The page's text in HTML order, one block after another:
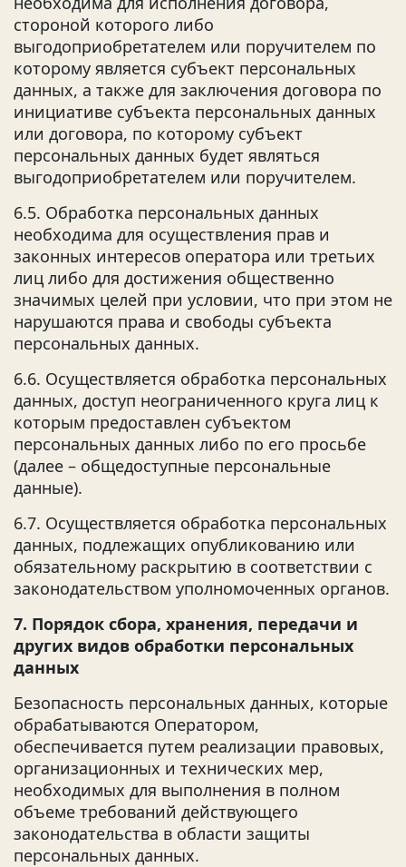
стороной которого либо
выгодоприобретателем или поручителем по
которому является субъект персональных
данных, а также для заключения договора по
инициативе субъекта персональных данных
или договора, по которому субъект
персональных данных будет являться
выгодоприобретателем или поручителем.
6.5. Обработка персональных данных
необходима для осуществления прав и
законных интересов оператора или третьих
лиц либо для достижения общественно
значимых целей при условии, что при этом не
нарушаются права и свободы субъекта
персональных данных.
6.6. Осуществляется обработка персональных
данных, доступ неограниченного круга лиц к
которым предоставлен субъектом
персональных данных либо по его просьбе
(далее – общедоступные персональные
данные).
6.7. Осуществляется обработка персональных
данных, подлежащих опубликованию или
обязательному раскрытию в соответствии с
законодательством уполномоченных органов.
7. Порядок сбора, хранения, передачи и
других видов обработки персональных
данных
Безопасность персональных данных, которые
обрабатываются Оператором,
обеспечивается путем реализации правовых,
организационных и технических мер,
необходимых для выполнения в полном
объеме требований действующего
законодательства в области защиты
персональных данных.